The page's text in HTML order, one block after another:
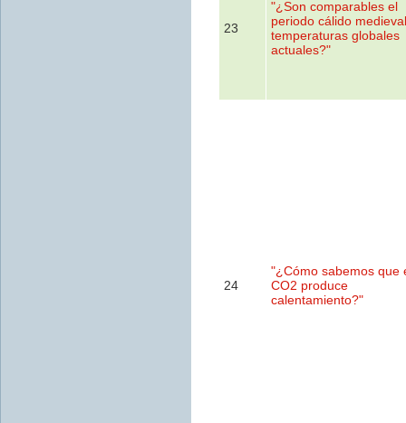
23
"¿Son comparables el
periodo cálido
temperaturas globales
actuales?"
24
"¿Cómo sabemos que
CO2 produce
calentamiento?"